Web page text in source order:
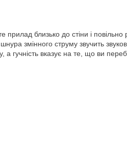
прилад близько до стіни і
змінного струму звучить
а гучність вказує на те, що ви